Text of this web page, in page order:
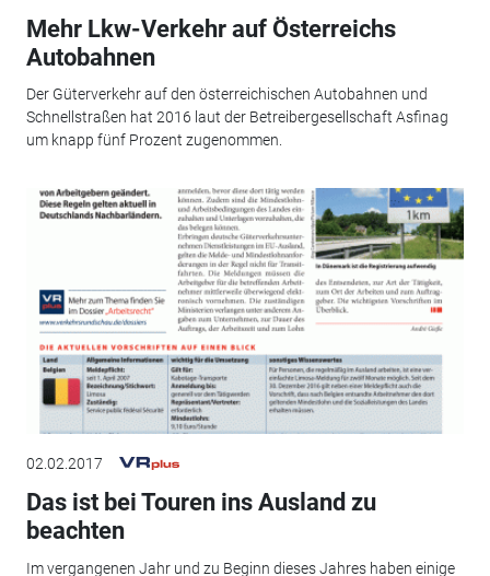
Mehr Lkw-Verkehr auf Österreichs
Autobahnen
Der Güterverkehr auf den österreichischen Autobahnen und
Schnellstraßen hat 2016 laut der Betreibergesellschaft Asfinag
um knapp fünf Prozent zugenommen.
02.02.2017
Das ist bei Touren ins Ausland zu
beachten
Im vergangenen Jahr und zu Beginn dieses Jahres haben einige